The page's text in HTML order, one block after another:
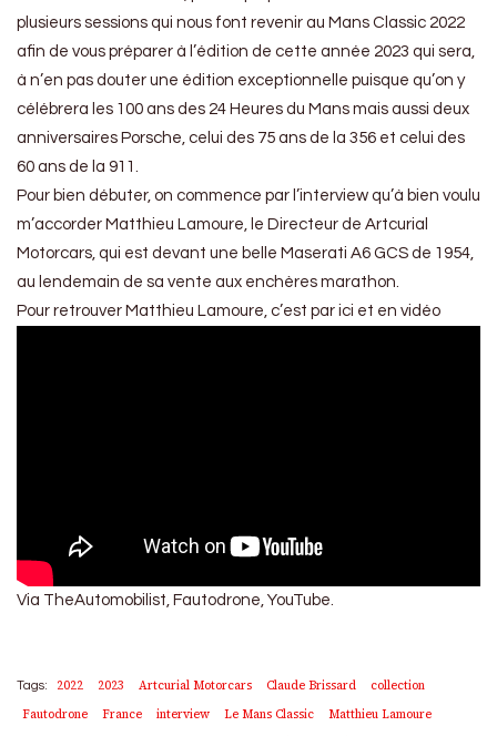
plusieurs sessions qui nous font revenir au Mans Classic 2022
afin de vous préparer à l’édition de cette année 2023 qui sera,
à n’en pas douter une édition exceptionnelle puisque qu’on y
célébrera les 100 ans des 24 Heures du Mans mais aussi deux
anniversaires Porsche, celui des 75 ans de la 356 et celui des
60 ans de la 911.
Pour bien débuter, on commence par l’interview qu’à bien voulu
m’accorder Matthieu Lamoure, le Directeur de Artcurial
Motorcars, qui est devant une belle Maserati A6 GCS de 1954,
au lendemain de sa vente aux enchères marathon.
Pour retrouver Matthieu Lamoure, c’est par ici et en vidéo
Via TheAutomobilist, Fautodrone, YouTube.
Tags: 2022 2023 Artcurial Motorcars Claude Brissard
collection
Fautodrone
France interview Le Mans Classic
Matthieu Lamoure